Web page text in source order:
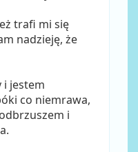
trafi mi się
nadzieję, że
i jestem
co niemrawa,
i